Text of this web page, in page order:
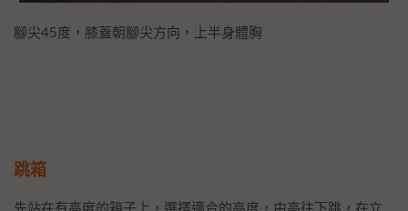
腳尖45度，膝蓋朝腳尖方向，上半身體胸
跳箱
先站在有高度的箱子上，選擇適合的高度，由高往下跳，在立